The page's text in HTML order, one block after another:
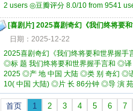
2 users ◎豆瓣评分 8.0/10 from 9541
[喜剧片] 2025喜剧奇幻《我们终将要
日期：2025-12-22
2025喜剧奇幻《我们终将要和世界握手
◎标 题 我们终将要和世界握手言和 ◎
2025 ◎产 地 中国 大陆 ◎类 别 奇幻 ◎
10( 中国 大陆) ◎片 长 86分钟 ◎导 演
首页 1 2 3 4 5 6 7